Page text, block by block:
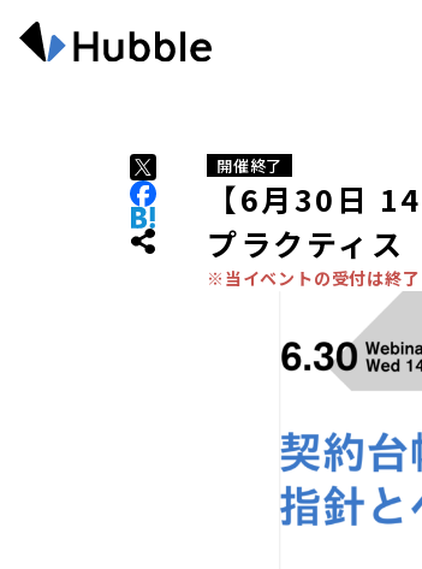
開催終了
【6月30日
プラクティス
※当イベントの受付は終了